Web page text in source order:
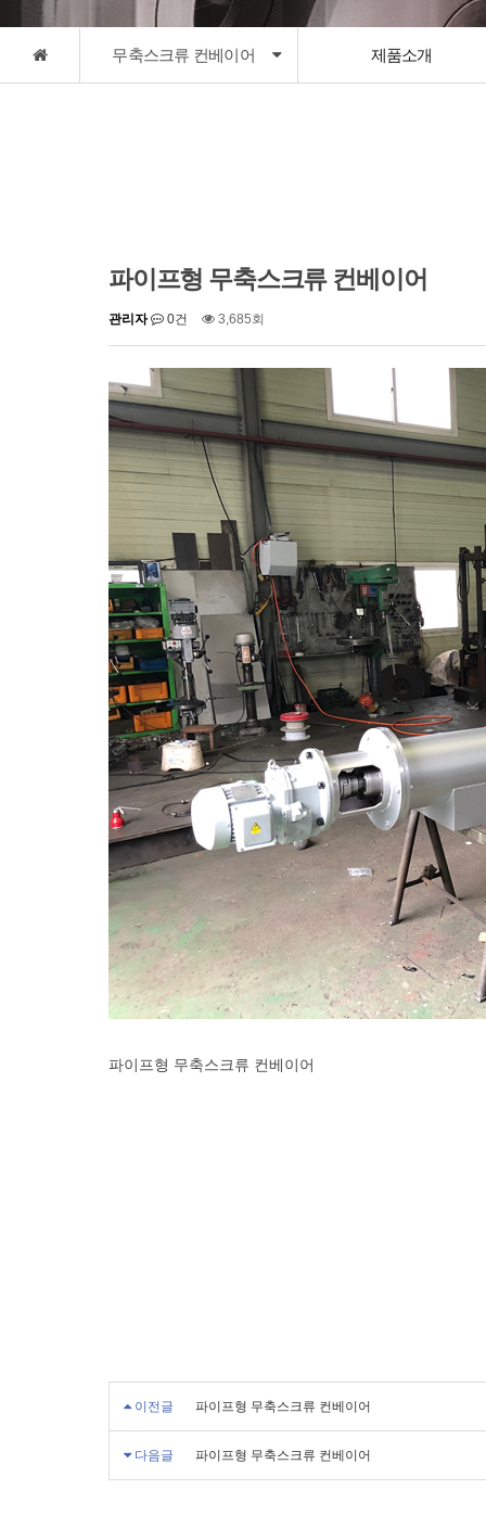
무축스크류 컨베이어 제품소개
파이프형 무축스크류 컨베이어
관리자 0건 3,685회
파이프형 무축스크류 컨베이어
이전글 파이프형 무축스크류 컨베이어
다음글 파이프형 무축스크류 컨베이어